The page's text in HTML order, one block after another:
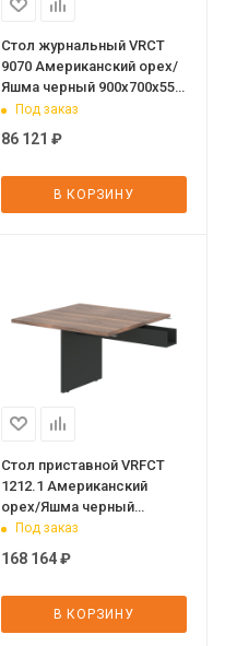
Стол журнальный VRCT
9070 Американский орех/
Яшма черный 900х700х550
VELION VENEER
Под заказ
86 121 ₽
В КОРЗИНУ
Стол приставной VRFCT
1212.1 Американский
орех/Яшма черный
1200х1200х750 VELION
Под заказ
168 164₽
В КОРЗИНУ